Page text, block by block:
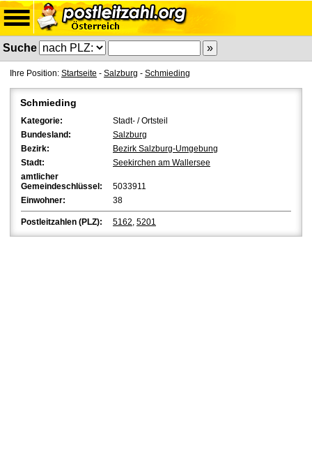
Suche
Ihre Position: Startseite - Salzburg - Schmieding
Schmieding
Kategorie:
Stadt- / Ortsteil
Bundesland:
Salzburg
Bezirk:
Bezirk Salzburg-Umgebung
Stadt:
Seekirchen am Wallersee
amtlicher
Gemeindeschlüssel:
5033911
Einwohner:
38
Postleitzahlen (PLZ): 5162, 5201